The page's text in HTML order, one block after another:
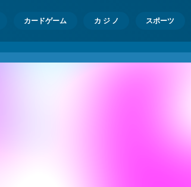
カードゲーム カ ジ ノ スポーツ